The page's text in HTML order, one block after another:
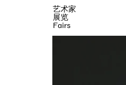
艺术家
展览
Fairs